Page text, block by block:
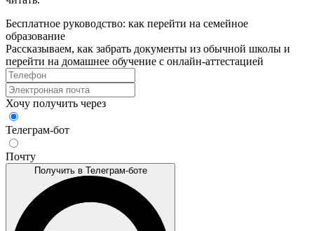
Бесплатное руководство: как перейти на семейное
образование
Рассказываем, как забрать документы из обычной школы и
перейти на домашнее обучение с онлайн‑аттестацией
Хочу получить через
Телеграм-бот
Почту
Получить в Телеграм-боте